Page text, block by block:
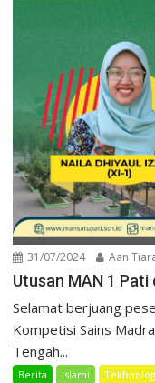
31/07/2024 Aan
Utusan MAN 1
Selamat berjuang
Kompetisi Sains
Tengah...
Berita Islami